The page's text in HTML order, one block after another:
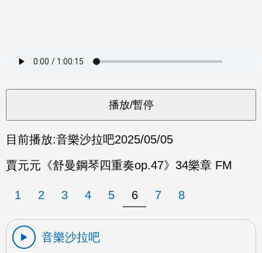
目前播放:音樂沙拉吧2025/05/05
賈元元《舒曼鋼琴四重奏op.47》34樂章 FM
1 2 3 4 5 6 7 8
音樂沙拉吧